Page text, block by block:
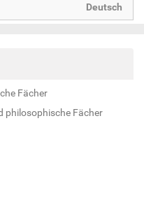
Deutsch
Fächer
philosophische Fächer